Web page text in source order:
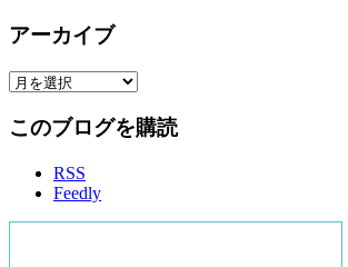
アーカイブ
ア
カ
このブログを購読
RSS
Feedly